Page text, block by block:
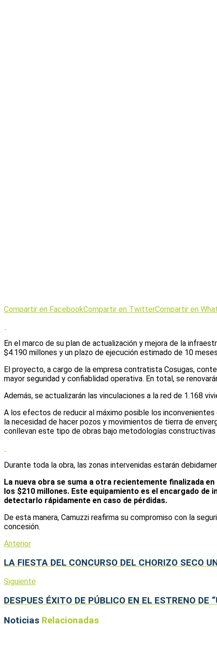
Compartir en FacebookCompartir en TwitterCompartir en
En el marco de su plan de actualización y mejora de la
$4.190 millones y un plazo de ejecución estimado de 10
El proyecto, a cargo de la empresa contratista Cosugas,
mayor seguridad y confiablidad operativa. En total, se
Además, se actualizarán las vinculaciones a la red de 1.168
A los efectos de reducir al máximo posible los
la necesidad de hacer pozos y movimientos de tierra de
conllevan este tipo de obras bajo metodologías constructivas
Durante toda la obra, las zonas intervenidas estarán
La nueva obra se suma a otra recientemente finalizada
los $210 millones. Este equipamiento es el encargado
detectarlo rápidamente en caso de pérdidas.
De esta manera, Camuzzi reafirma su compromiso con la
concesión.
Anterior
LA FIESTA DEL CONCURSO DEL CHORIZO SECO
Siguiente
DESPUES ÉXITO DE PÚBLICO EN EL ESTRENO DE
Noticias Relacionadas